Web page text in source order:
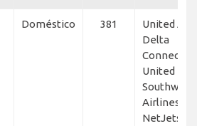
Doméstico 381
United
Delta
United
Southwest
Airlines,
NetJets,